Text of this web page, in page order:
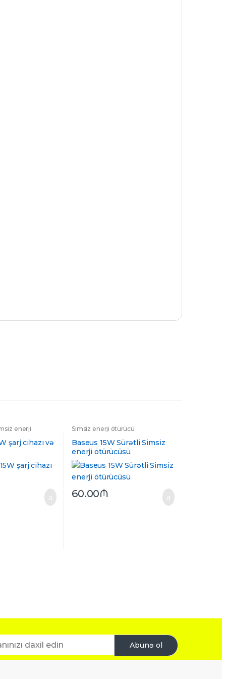
enerji
ötürücülər
şarj cihazı və
Simsiz enerji ötürücü
Baseus 15W Sürətli Simsiz
enerji ötürücüsü
60.00₼
Abunə ol